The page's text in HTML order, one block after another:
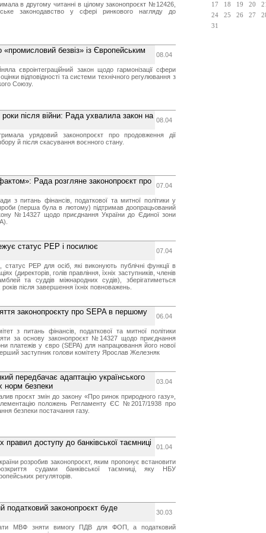
в другому читанні в цілому законопроєкт №12426,
законодавство у сфері ринкового нагляду до
безвіз» із Європейським 08.04
євроінтеграційний закон щодо гармонізації сфери
оцінки відповідності та системи технічного регулювання з
Союзу.
після війни: Рада ухвалила закон на 08.04
урядовий законопроєкт про продовження дії
й після скасування воєнного стану.
Рада розгляне законопроєкт про 07.04
з питань фінансів, податкової та митної політики у
(перша була в лютому) підтримав доопрацьований
№14327 щодо приєднання України до Єдиної зони
статус РЕР і посилює 07.04
статус РЕР для осіб, які виконують публічні функції в
(директорів, голів правління, їхніх заступників, членів
та суддів міжнародних судів), зберігатиметься
після завершення їхніх повноважень.
законопроєкту про SEPA в першому 06.04
з питань фінансів, податкової та митної політики
за основу законопроєкт №14327 щодо приєднання
платежів у євро (SEPA) для напрацювання його нової
заступник голови комітету Ярослав Железняк
передбачає адаптацію українського
норм безпеки
03.04
проєкт змін до закону «Про ринок природного газу»,
положень Регламенту ЄС №2017/1938 про
безпеки постачання газу.
правил доступу до банківської таємниці 01.04
розробив законопроєкт, яким пропонує встановити
судами банківської таємниці, яку НБУ
регуляторів.
законопроєкт буде 30.03
МВФ зняти вимогу ПДВ для ФОП, а податковий
17
18 19 20
24
25 26 27
31